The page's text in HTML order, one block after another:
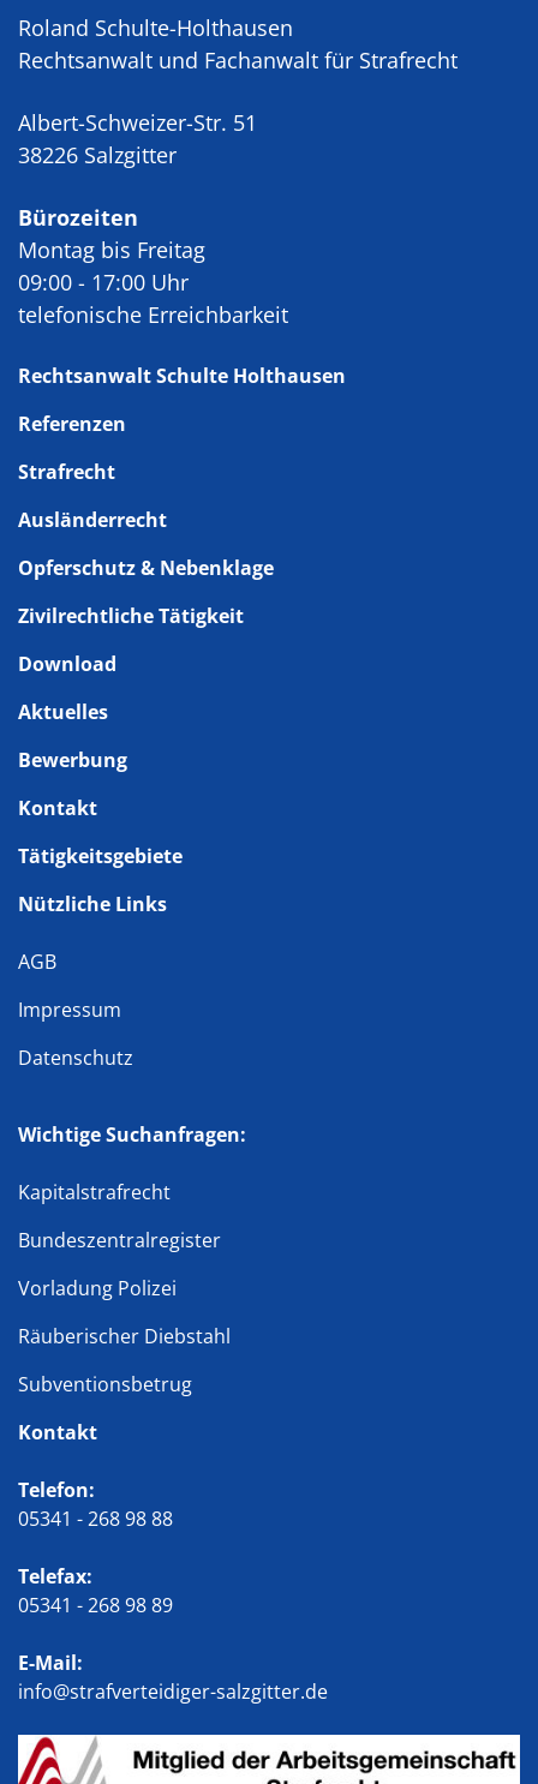
Roland Schulte-Holthausen
Rechtsanwalt und Fachanwalt für Strafrecht
Albert-Schweizer-Str. 51
38226 Salzgitter
Bürozeiten
Montag bis Freitag
09:00 - 17:00 Uhr
telefonische Erreichbarkeit
Rechtsanwalt Schulte Holthausen
Referenzen
Strafrecht
Ausländerrecht
Opferschutz & Nebenklage
Zivilrechtliche Tätigkeit
Download
Aktuelles
Bewerbung
Kontakt
Tätigkeitsgebiete
Nützliche Links
AGB
Impressum
Datenschutz
Wichtige Suchanfragen:
Kapitalstrafrecht
Bundeszentralregister
Vorladung Polizei
Räuberischer Diebstahl
Subventionsbetrug
Kontakt
Telefon:
05341 - 268 98 88
Telefax:
05341 - 268 98 89
E-Mail:
info@strafverteidiger-salzgitter.de